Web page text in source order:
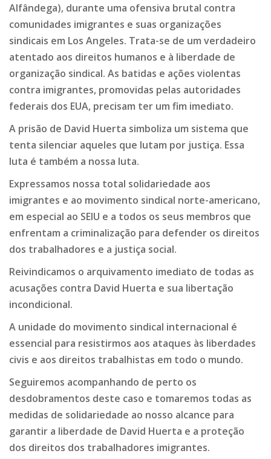
Alfândega), durante uma ofensiva brutal contra
comunidades imigrantes e suas organizações
sindicais em Los Angeles. Trata-se de um verdadeiro
atentado aos direitos humanos e à liberdade de
organização sindical. As batidas e ações violentas
contra imigrantes, promovidas pelas autoridades
federais dos EUA, precisam ter um fim imediato.
A prisão de David Huerta simboliza um sistema que
tenta silenciar aqueles que lutam por justiça. Essa
luta é também a nossa luta.
Expressamos nossa total solidariedade aos
imigrantes e ao movimento sindical norte-americano,
em especial ao SEIU e a todos os seus membros que
enfrentam a criminalização para defender os direitos
dos trabalhadores e a justiça social.
Reivindicamos o arquivamento imediato de todas as
acusações contra David Huerta e sua libertação
incondicional.
A unidade do movimento sindical internacional é
essencial para resistirmos aos ataques às liberdades
civis e aos direitos trabalhistas em todo o mundo.
Seguiremos acompanhando de perto os
desdobramentos deste caso e tomaremos todas as
medidas de solidariedade ao nosso alcance para
garantir a liberdade de David Huerta e a proteção
dos direitos dos trabalhadores imigrantes.